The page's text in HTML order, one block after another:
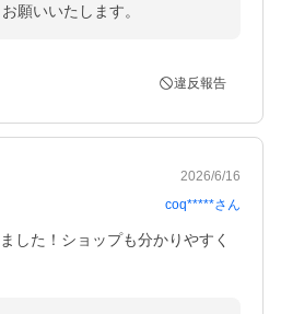
願いいたします。
違反報告
2026/6/16
coq*****さん
した！ショップも分かりやすく